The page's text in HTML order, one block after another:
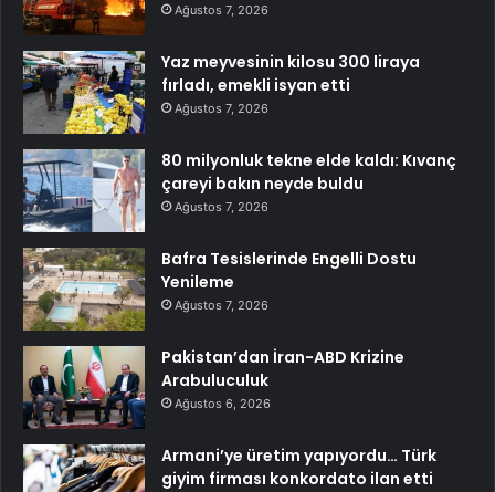
Ağustos 7, 2026
Yaz meyvesinin kilosu 300 liraya
fırladı, emekli isyan etti
Ağustos 7, 2026
80 milyonluk tekne elde kaldı: Kıvanç
çareyi bakın neyde buldu
Ağustos 7, 2026
Bafra Tesislerinde Engelli Dostu
Yenileme
Ağustos 7, 2026
Pakistan’dan İran-ABD Krizine
Arabuluculuk
Ağustos 6, 2026
Armani’ye üretim yapıyordu… Türk
giyim firması konkordato ilan etti